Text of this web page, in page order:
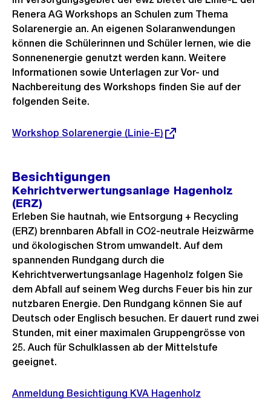
Renera AG Workshops an Schulen zum Thema
Solarenergie an. An eigenen Solaranwendungen
können die Schülerinnen und Schüler lernen, wie die
Sonnenenergie genutzt werden kann. Weitere
Informationen sowie Unterlagen zur Vor- und
Nachbereitung des Workshops finden Sie auf der
folgenden Seite.
Externer
Workshop Solarenergie (Linie-E)
Besichtigungen
Kehrichtverwertungsanlage Hagenholz
(ERZ)
Erleben Sie hautnah, wie Entsorgung + Recycling
(ERZ) brennbaren Abfall in CO2-neutrale Heizwärme
und ökologischen Strom umwandelt. Auf dem
spannenden Rundgang durch die
Kehrichtverwertungsanlage Hagenholz folgen Sie
dem Abfall auf seinem Weg durchs Feuer bis hin zur
nutzbaren Energie. Den Rundgang können Sie auf
Deutsch oder Englisch besuchen. Er dauert rund zwei
Stunden, mit einer maximalen Gruppengrösse von
25. Auch für Schulklassen ab der Mittelstufe
geeignet.
Anmeldung Besichtigung KVA Hagenholz